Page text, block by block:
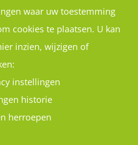
waar uw toestemming
cookies te plaatsen. U kan
inzien, wijzigen of
instellingen
historie
herroepen